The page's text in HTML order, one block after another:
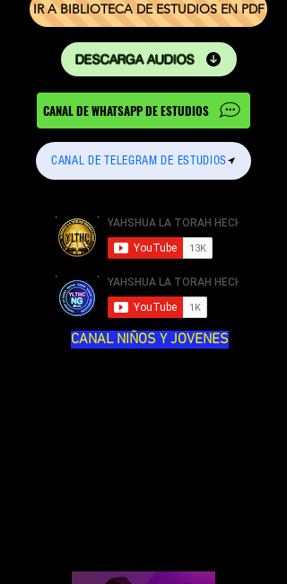
IR A BIBLIOTECA DE ESTUDIOS EN PDF
DESCARGA AUDIOS
CANAL DE WHATSAPP DE ESTUDIOS
CANAL DE TELEGRAM DE ESTUDIOS
CANAL NIÑOS Y JOVENES